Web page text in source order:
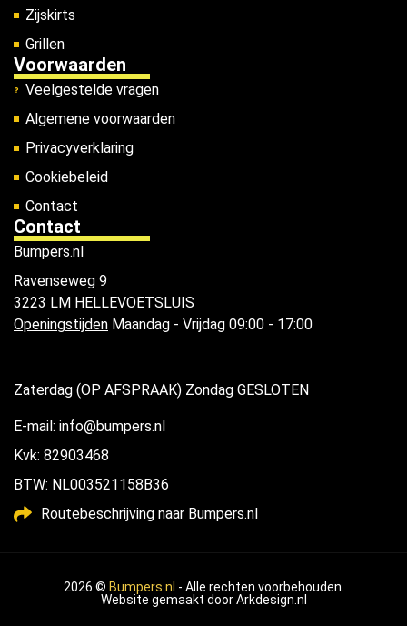
Zijskirts
Grillen
Voorwaarden
Veelgestelde vragen
Algemene voorwaarden
Privacyverklaring
Cookiebeleid
Contact
Contact
Bumpers.nl
Ravenseweg 9
3223 LM HELLEVOETSLUIS
Openingstijden Maandag - Vrijdag 09:00 - 17:00
Zaterdag (OP AFSPRAAK) Zondag GESLOTEN
E-mail: info@bumpers.nl
Kvk: 82903468
BTW: NL003521158B36
Routebeschrijving naar Bumpers.nl
2026 © Bumpers.nl - Alle rechten voorbehouden.
Website gemaakt doorArkdesign.nl